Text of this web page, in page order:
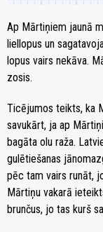
Ap Mārtiņiem jaunā
liellopus un
lopus vairs nekāva.
zosis.
Ticējumos teikts, ka
savukārt, ja ap
bagāta olu raža.
gulētiešanas
pēc tam vairs runāt,
Mārtiņu vakarā
brunčus, jo tas kurš